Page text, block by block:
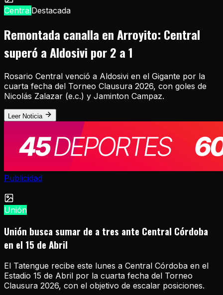
CentralDestacada
Remontada canalla en Arroyito: Central
superó a Aldosivi por 2 a 1
Rosario Central venció a Aldosivi en el Gigante por la
cuarta fecha del Torneo Clausura 2026, con goles de
Nicolás Zalazar (e.c.) y Jaminton Campaz.
Leer Noticia
Publicidad
Unión
Unión busca sumar de a tres ante Central Córdoba
en el 15 de Abril
El Tatengue recibe este lunes a Central Córdoba en el
Estadio 15 de Abril por la cuarta fecha del Torneo
Clausura 2026, con el objetivo de escalar posiciones.